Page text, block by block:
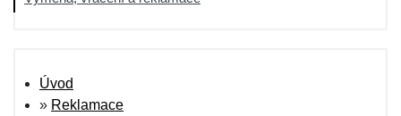
Úvod
» Reklamace